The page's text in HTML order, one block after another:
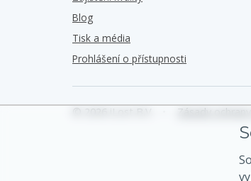
Blog
Tisk a média
Prohlášení o přístupnosti
© 2026 iLost B.V. Zásady